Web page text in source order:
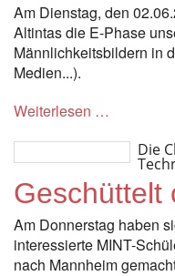
Am Dienstag, den
Altintas die E-Phase
Männlichkeitsbildern in
Medien...).
Weiterlesen …
Die
Geschüttelt
Am Donnerstag haben
interessierte MINT-
nach Mannheim